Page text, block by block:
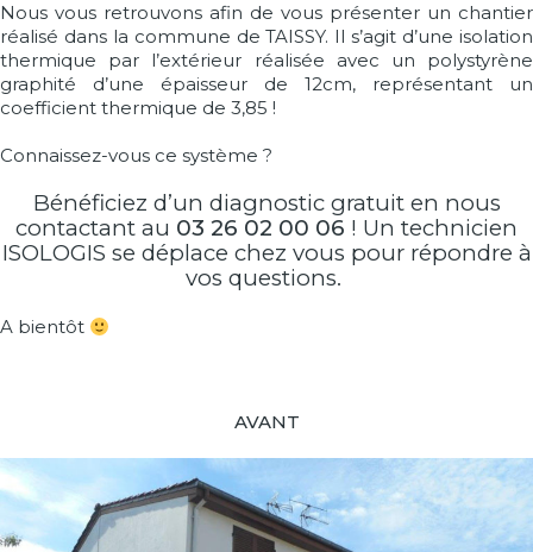
Nous vous retrouvons afin de vous présenter un chantier
réalisé dans la commune de TAISSY. Il s’agit d’une isolation
thermique par l’extérieur réalisée avec un polystyrène
graphité d’une épaisseur de 12cm, représentant un
coefficient thermique de 3,85 !
Connaissez-vous ce système ?
Bénéficiez d’un diagnostic gratuit en nous
contactant au 03 26 02 00 06 ! Un technicien
ISOLOGIS se déplace chez vous pour répondre à
vos questions.
A bientôt
AVANT